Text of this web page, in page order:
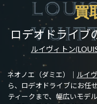
宅
手間な
買
ロデオドライブ
ルイヴィトン
ネオノエ（ダミエ）｜ ルイ
ら、ロデオドライブにお任
ティークまで、幅広いモデ